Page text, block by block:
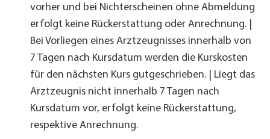
vorher und bei Nichterscheinen ohne Abmeldung
erfolgt keine Rückerstattung oder Anrechnung. |
Bei Vorliegen eines Arztzeugnisses innerhalb von
7 Tagen nach Kursdatum werden die Kurskosten
für den nächsten Kurs gutgeschrieben. | Liegt das
Arztzeugnis nicht innerhalb 7 Tagen nach
Kursdatum vor, erfolgt keine Rückerstattung,
respektive Anrechnung.